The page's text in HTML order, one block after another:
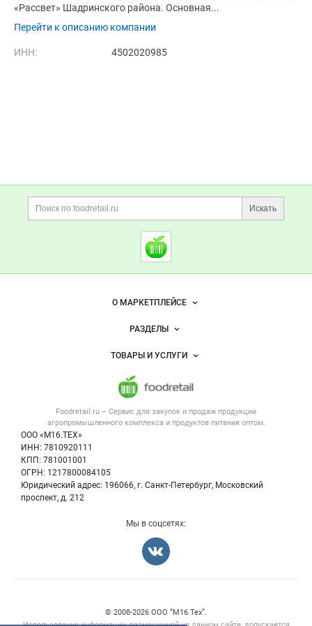
«Рассвет» Шадринского района. Основная...
Перейти к описанию компании
ИНН: 4502020985
Дополнительная информация
Поиск по сайту и
Искать
Cсылки на полезные
Foodretail.ru
— продукты
Важные разделы и контакты
Foodretail.ru – Сервис для закупок и продаж продукции
агропромышленного комплекса и продуктов питания оптом.
ООО «М16.ТЕХ»
ИНН: 7810920111
КПП: 781001001
ОГРН: 1217800084105
Юридический адрес: 196066, г. Санкт-Петербург, Московский
проспект, д. 212
Навигация по сайтуО МАРКЕТПЛЕЙСЕ
Новости Foodretail.ru
Размещение рекламы
Публичная оферта
Контактная информация
Политика обработки персональных данных
РАЗДЕЛЫ
Объявления
Новости рынка
Вакансии
ТОВАРЫ И УСЛУГИ
Напитки, соки, вода
Оборудование для пищепрома
Информация о компаниях
Мы в соцсетях:
© 2008‑2026 ООО “М16.Тех”.